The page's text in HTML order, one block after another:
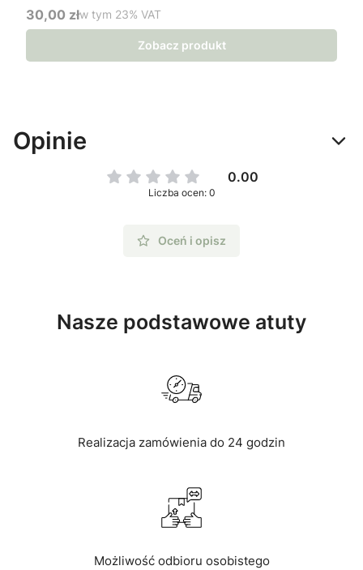
Cena brutto
30,00 złw tym %s VAT
w tym 23% VAT
Zobacz produkt
Opinie
0.00
Liczba ocen: 0
Oceń i opisz
Nasze podstawowe atuty
Realizacja zamówienia do 24 godzin
Możliwość odbioru osobistego